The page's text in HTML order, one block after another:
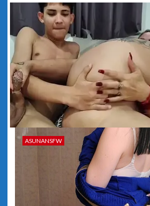
ASUNANSFW